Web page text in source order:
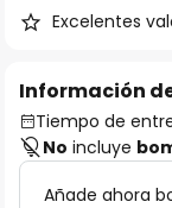
Excelentes
Información
Tiempo de
No incluye
Añade ahora